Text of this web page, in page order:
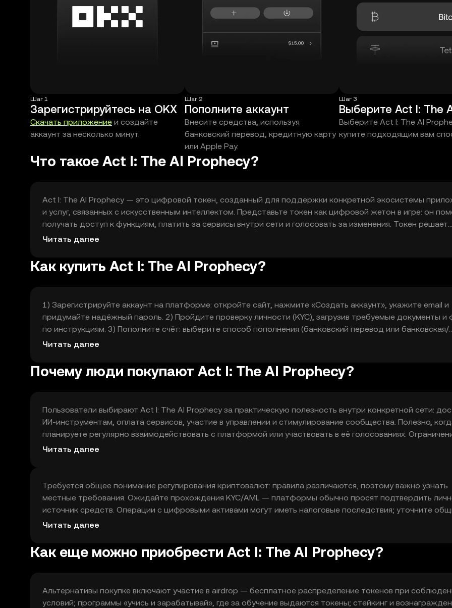
Шаг 1
Зарегистрируйтесь на OKX
Скачать приложение и создайте
аккаунт за несколько минут.
Шаг 2
Пополните аккаунт
Внесите средства, используя
банковский перевод, кредитную карту
или Apple Pay.
Шаг 3
Выберите Act I: The AI
купите подходящим вам
Что такое Act I: The AI Prophecy?
Act I: The AI Prophecy — это цифровой токен, созданный для поддержки конкретной экосистемы
и услуг, связанных с искусственным интеллектом. Представьте токен как цифровой жетон в игре: он
получать доступ к функциям, платить за сервисы внутри сети и голосовать за изменения. Токен решает
проблему координации между разработчиками, пользователями и поставщиками сервисов, упрощая
Читать далее
Как купить Act I: The AI Prophecy?
1) Зарегистрируйте аккаунт на платформе: откройте сайт, нажмите «Создать аккаунт», укажите email и
придумайте надёжный пароль. 2) Пройдите проверку личности (KYC), загрузив требуемые документы и
по инструкциям. 3) Пополните счёт: выберите способ пополнения (банковский перевод или банковская/
платёжная карта) и следуйте подсказкам для подтверждения транзакции. 4) Найдите на площадке
(рыночный или лимитный) и подтвердите покупку.
Читать далее
Почему люди покупают Act I: The AI Prophecy?
Пользователи выбирают Act I: The AI Prophecy за практическую полезность внутри конкретной сети:
ИИ‑инструментам, оплата сервисов, участие в управлении и стимулирование сообщества. Полезно,
планируете регулярно взаимодействовать с платформой или участвовать в её голосованиях.
включают зависимость от развития экосистемы, технические риски и необходимость понимать правила
Читать далее
Требуется общее понимание регулирования криптовалют: правила различаются, поэтому важно узнать
местные требования. Ожидайте прохождения KYC/AML — платформы обычно просят подтвердить
источник средств. Операции с цифровыми активами могут иметь налоговые последствия; уточните
принципы у налогового консультанта. Следите за безопасностью аккаунта: двухфакторная
Читать далее
Как еще можно приобрести Act I: The AI Prophecy?
Альтернативы покупке включают участие в airdrop — бесплатное распределение токенов при
условий; программы «учись и зарабатывай», где за обучение выдаются токены; стейкинг и